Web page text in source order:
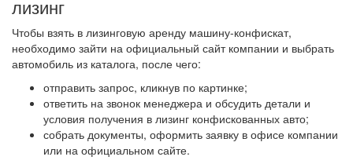
лизинг
Чтобы взять в лизинговую аренду машину-конфискат,
необходимо зайти на официальный сайт компании и выбрать
автомобиль из каталога, после чего:
отправить запрос, кликнув по картинке;
ответить на звонок менеджера и обсудить детали и
условия получения в лизинг конфискованных авто;
собрать документы, оформить заявку в офисе компании
или на официальном сайте.